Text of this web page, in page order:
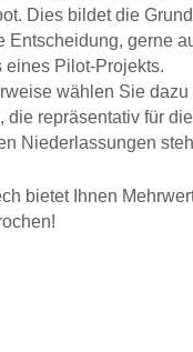
Dies bildet die
Entscheidung, gerne
eines Pilot-Projekts.
wählen Sie dazu
die repräsentativ für die
Niederlassungen
bietet Ihnen